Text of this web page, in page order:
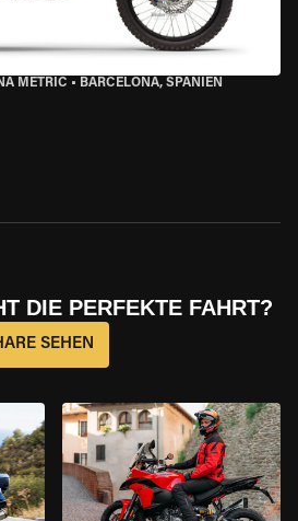
METRIC • BARCELONA, SPANIEN
DIE PERFEKTE FAHRT?
SEHEN